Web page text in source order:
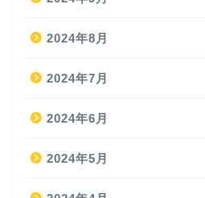
2024年8月
2024年7月
2024年6月
2024年5月